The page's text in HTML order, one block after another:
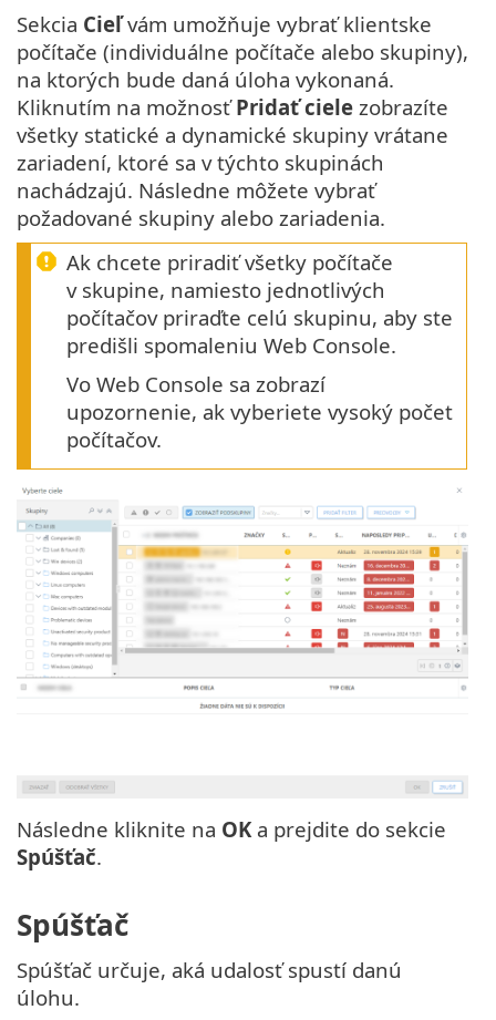
Sekcia Cieľvám umožňuje vybrať klientske
počítače (individuálne počítače alebo skupiny),
na ktorých bude daná úloha vykonaná.
Kliknutím na možnosťPridať ciele zobrazíte
všetky statické a dynamické skupiny vrátane
zariadení, ktoré sa v týchto skupinách
nachádzajú. Následne môžete vybrať
požadované skupiny alebo zariadenia.
Ak chcete priradiť všetky počítače
v skupine, namiesto jednotlivých
počítačov priraďte celú skupinu, aby ste
predišli spomaleniu Web Console.
Vo Web Console sa zobrazí
upozornenie, ak vyberiete vysoký počet
počítačov.
Následne kliknite na OKa prejdite do sekcie
Spúšťač.
Spúšťač
Spúšťač určuje, aká udalosť spustí danú
úlohu.